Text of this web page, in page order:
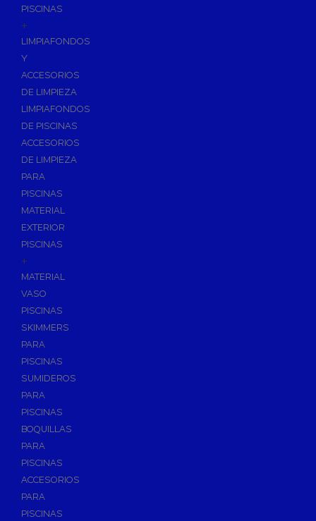
PISCINAS
+
LIMPIAFONDOS
Y
ACCESORIOS
DE LIMPIEZA
LIMPIAFONDOS
DE PISCINAS
ACCESORIOS
DE LIMPIEZA
PARA
PISCINAS
MATERIAL
EXTERIOR
PISCINAS
+
MATERIAL
VASO
PISCINAS
SKIMMERS
PARA
PISCINAS
SUMIDEROS
PARA
PISCINAS
BOQUILLAS
PARA
PISCINAS
ACCESORIOS
PARA
PISCINAS